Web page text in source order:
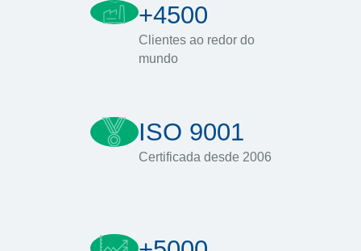
+4500
Clientes ao redor do
mundo
ISO 9001
Certificada desde 2006